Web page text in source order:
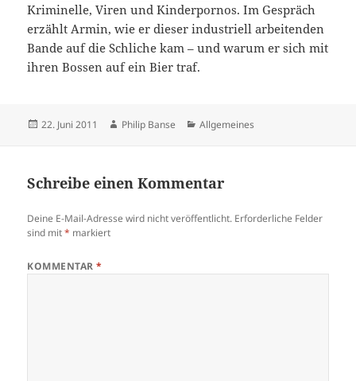
Kriminelle, Viren und Kinderpornos. Im Gespräch
erzählt Armin, wie er dieser industriell arbeitenden
Bande auf die Schliche kam – und warum er sich mit
ihren Bossen auf ein Bier traf.
Veröffentlicht
22. Juni 2011 Autor
Philip Banse Kategorien
Allgemeines
Schreibe einen Kommentar
Deine E-Mail-Adresse wird nicht veröffentlicht. Erforderliche Felder
sind mit* markiert
KOMMENTAR*